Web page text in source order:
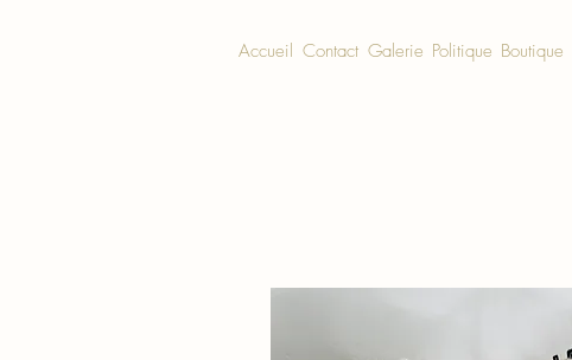
Accueil Contact Galerie Politique Boutique